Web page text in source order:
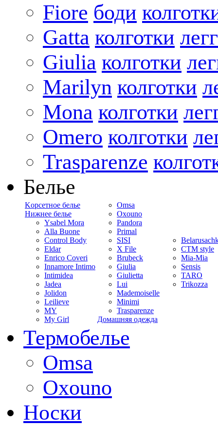
Fiore боди
Gatta колготки
Giulia колготки
Marilyn колготки
Mona колготки
Omero колготки
Trasparenze
Белье
Kорсетное белье
Нижнее белье
Ysabel Mora
Alla Buone
Control Body
Eldar
Enrico Coveri
Innamore Intimo
Intimidea
Jadea
Jolidon
Leilieve
MY
My Girl
Omsa
Oxouno
Pandora
Primal
SISI
X File
Brubeck
Giulia
Giulietta
Lui
Mademoiselle
Minimi
Trasparenze
Домашняя одежда
CTM style
Mia-Mia
Sensis
TARO
Trikozza
Термобелье
Omsa
Oxouno
Носки